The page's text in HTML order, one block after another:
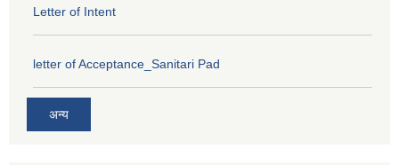
Letter of Intent
letter of Acceptance_Sanitari Pad
अन्य